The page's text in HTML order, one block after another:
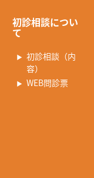
初診相談につい
て
初診相談（内
容）
WEB問診票